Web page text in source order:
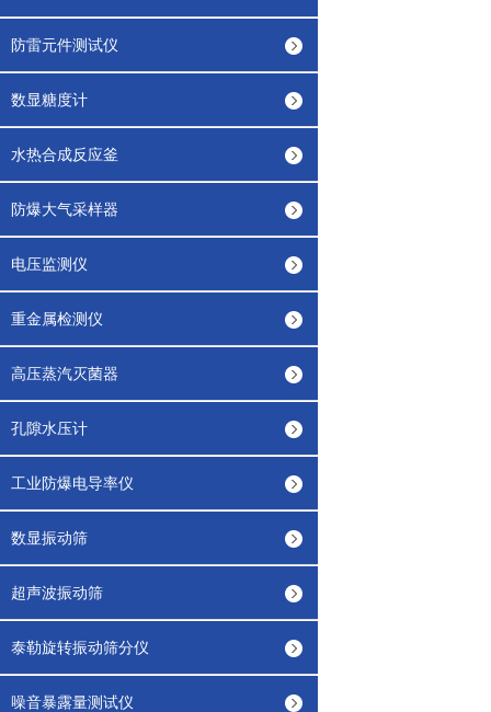
防雷元件测试仪
数显糖度计
水热合成反应釜
防爆大气采样器
电压监测仪
重金属检测仪
高压蒸汽灭菌器
孔隙水压计
工业防爆电导率仪
数显振动筛
超声波振动筛
泰勒旋转振动筛分仪
噪音暴露量测试仪